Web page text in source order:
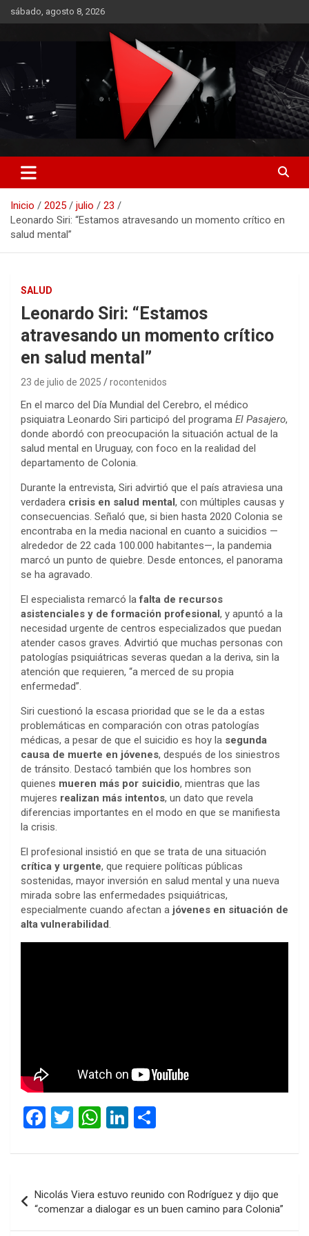
Saltar
al
sábado, agosto 8, 2026
RO CONTENIDOS
Inicio 2025 julio
23
Leonardo Siri: “Estamos atravesando un momento crítico en
salud mental”
SALUD
Leonardo Siri: “Estamos
atravesando un momento crítico
en salud mental”
23 de julio de 2025 rocontenidos
En el marco del Día Mundial del Cerebro, el médico
psiquiatra Leonardo Siri participó del programa El Pasajero,
donde abordó con preocupación la situación actual de la
salud mental en Uruguay, con foco en la realidad del
departamento de Colonia.
Durante la entrevista, Siri advirtió que el país atraviesa una
verdadera crisis en salud mental, con múltiples causas y
consecuencias. Señaló que, si bien hasta 2020 Colonia se
encontraba en la media nacional en cuanto a suicidios —
alrededor de 22 cada 100.000 habitantes—, la pandemia
marcó un punto de quiebre. Desde entonces, el panorama
se ha agravado.
El especialista remarcó lafalta de recursos
asistenciales y de formación profesional, y apuntó a la
necesidad urgente de centros especializados que puedan
atender casos graves. Advirtió que muchas personas con
patologías psiquiátricas severas quedan a la deriva, sin la
atención que requieren, “a merced de su propia
enfermedad”.
Siri cuestionó la escasa prioridad que se le da a estas
problemáticas en comparación con otras patologías
médicas, a pesar de que el suicidio es hoy la segunda
causa de muerte en jóvenes, después de los siniestros
de tránsito. Destacó también que los hombres son
quienes mueren más por suicidio, mientras que las
mujeres realizan más intentos, un dato que revela
diferencias importantes en el modo en que se manifiesta
la crisis.
El profesional insistió en que se trata de una situación
crítica y urgente, que requiere políticas públicas
sostenidas, mayor inversión en salud mental y una nueva
mirada sobre las enfermedades psiquiátricas,
especialmente cuando afectan a jóvenes en situación de
alta vulnerabilidad
F
ce
b
o
o
T
tt
er
W
at
A
p
Li
ke
n
m
p
ar
tir
de
entradas
Nicolás Viera estuvo reunido con Rodríguez y dijo que
“comenzar a dialogar es un buen camino para Colonia”